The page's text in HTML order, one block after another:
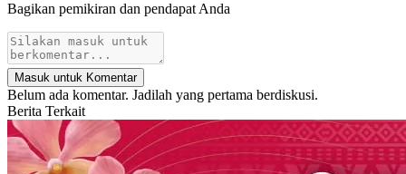
Bagikan pemikiran dan pendapat Anda
Masuk untuk Komentar
Belum ada komentar. Jadilah yang pertama berdiskusi.
Berita Terkait